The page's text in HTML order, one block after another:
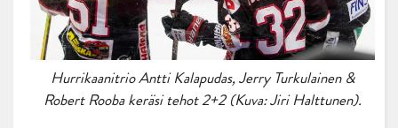
Hurrikaanitrio Antti Kalapudas, Jerry Turkulainen &
Robert Rooba keräsi tehot 2+2 (Kuva: Jiri Halttunen).